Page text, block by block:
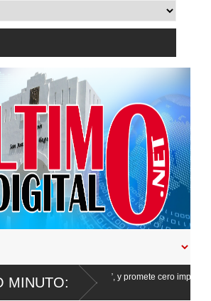
MINUTO:
la Policía”, y promete cero impunidad ante